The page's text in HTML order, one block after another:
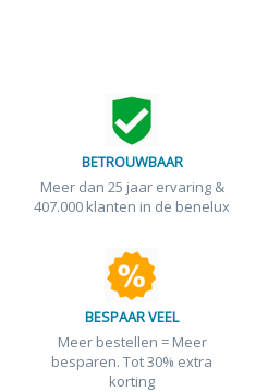
BETROUWBAAR
Meer dan 25 jaar ervaring &
407.000 klanten in de benelux
BESPAAR VEEL
Meer bestellen = Meer
besparen. Tot 30% extra
korting